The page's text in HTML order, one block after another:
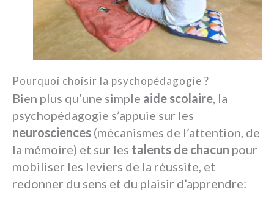
Pourquoi choisir la psychopédagogie ?
Bien plus qu’une simple aide scolaire, la
psychopédagogie s’appuie sur les
neurosciences (mécanismes de l’attention, de
la mémoire) et sur les talents de chacun pour
mobiliser les leviers de la réussite, et
redonner du sens et du plaisir d’apprendre: